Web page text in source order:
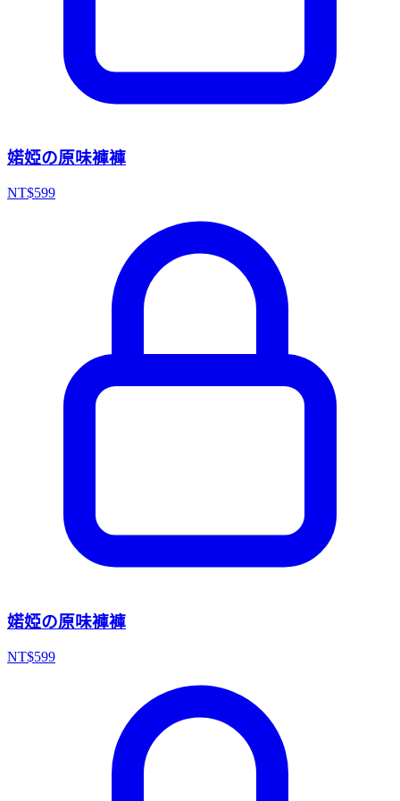
婼婭の原味褲褲
NT$599
婼婭の原味褲褲
NT$599